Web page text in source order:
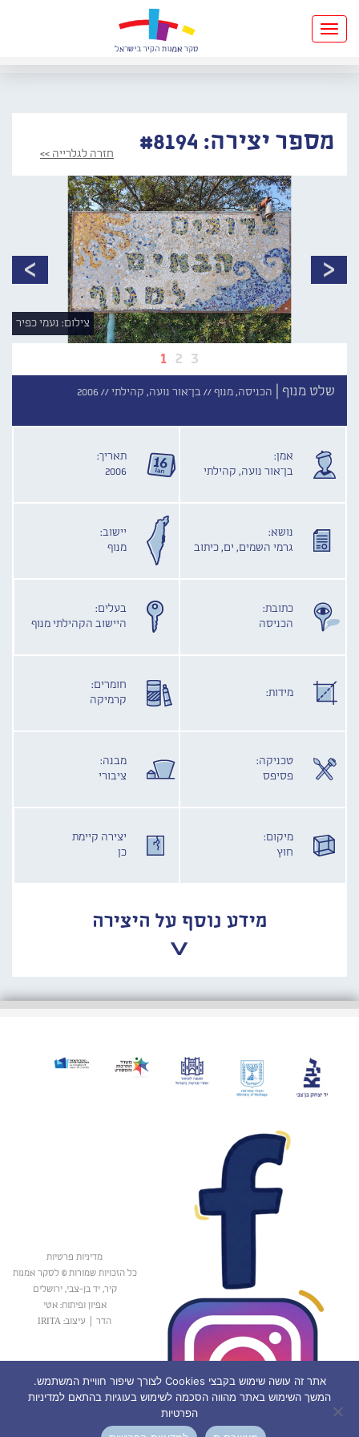
Toggle
navigation
מספר יצירה: #8194 חזרה לגלרייה >>
1 2 3
צילום: נעמי כפיר
שלט מנוף | הכניסה, מנוף //בן־אור נועה, קהילתי //2006
אמן:
בן־אור נועה, קהילתי
תאריך:
2006
נושא:
גרמי השמים, ים, כיתוב
יישוב:
מנוף
כתובת:
הכניסה
בעלים:
היישוב הקהילתי מנוף
מידות:
חומרים:
קרמיקה
טכניקה:
פסיפס
מבנה:
ציבורי
מיקום:
חוץ
יצירה קיימת
כן
מידע נוסף על היצירה
מדיניות פרטיות
כל הזכויות שמורות © לסקר אמנות
קיר, יד בן-צבי, ירושלים
אפיון ופיתוח: אטי
הדר
עיצוב: IRITA
אתר זה עושה שימוש בקבצי Cookies לצורך שיפור חוויית המשתמש.
המשך השימוש באתר מהווה הסכמה לשימוש בעוגיות בהתאם למדיניות
הפרטיות